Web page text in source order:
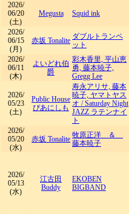
2026/
06/20
(土)
Megusta Squid ink
2026/
06/15
(月)
赤坂 Tonalite ダブルトランペ
ット
2026/
06/11
(木)
よいどれ伯
爵
彩木香里, 平山恵
勇, 藤本暁子,
Gregg Lee
2026/
05/23
(土)
Public House
ぴあにしも
寿永アリサ, 藤本
暁子, ヤマトヤス
オ /Saturday Night
JAZZ ラテンナイ
ト
2026/
05/20
(水)
赤坂 Tonalite 牧原正洋 ＆
藤本暁子
2026/
05/13
(水)
江古田
Buddy
EKOBEN
BIGBAND